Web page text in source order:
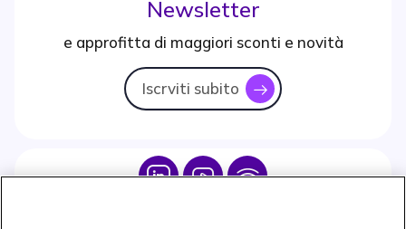
Newsletter
e approfitta di maggiori sconti e novità
Iscrviti subito icon
Icon IconIcon